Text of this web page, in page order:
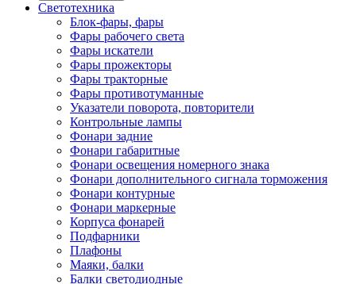
Светотехника
Блок-фары, фары
Фары рабочего света
Фары искатели
Фары прожекторы
Фары тракторные
Фары противотуманные
Указатели поворота, повторители
Контрольные лампы
Фонари задние
Фонари габаритные
Фонари освещения номерного знака
Фонари дополнительного сигнала торможения
Фонари контурные
Фонари маркерные
Корпуса фонарей
Подфарники
Плафоны
Маяки, балки
Балки светодиодные